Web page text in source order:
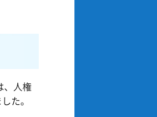
、人権
た。